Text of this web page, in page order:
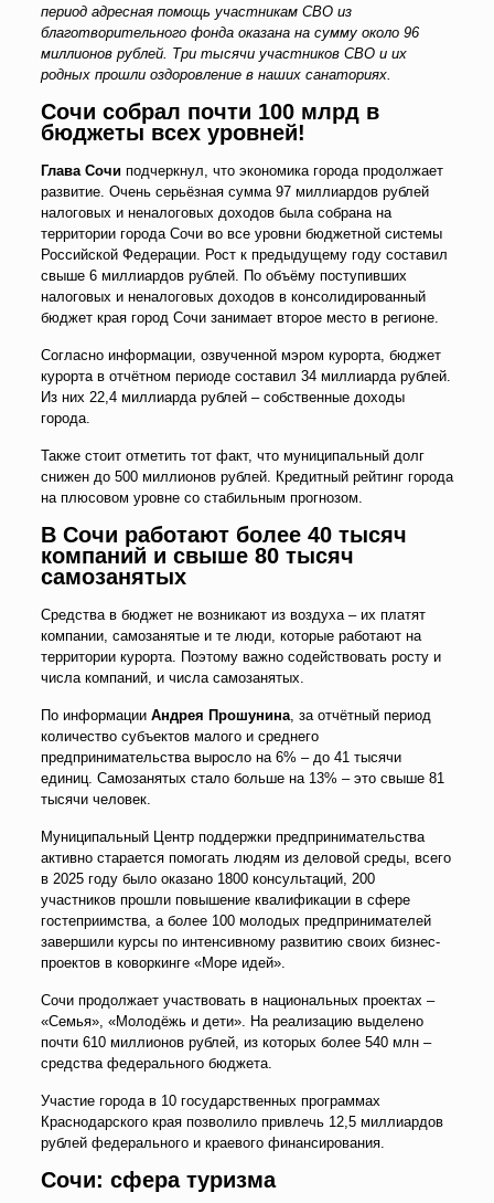
период адресная помощь участникам СВО из
благотворительного фонда оказана на сумму около 96
миллионов рублей. Три тысячи участников СВО и их
родных прошли оздоровление в наших санаториях.
Сочи собрал почти 100 млрд в
бюджеты всех уровней!
Глава Сочиподчеркнул, что экономика города продолжает
развитие. Очень серьёзная сумма 97 миллиардов рублей
налоговых и неналоговых доходов была собрана на
территории города Сочи во все уровни бюджетной системы
Российской Федерации. Рост к предыдущему году составил
свыше 6 миллиардов рублей. По объёму поступивших
налоговых и неналоговых доходов в консолидированный
бюджет края город Сочи занимает второе место в регионе.
Согласно информации, озвученной мэром курорта, бюджет
курорта в отчётном периоде составил 34 миллиарда рублей.
Из них 22,4 миллиарда рублей – собственные доходы
города.
Также стоит отметить тот факт, что муниципальный долг
снижен до 500 миллионов рублей. Кредитный рейтинг города
на плюсовом уровне со стабильным прогнозом.
В Сочи работают более 40 тысяч
компаний и свыше 80 тысяч
самозанятых
Средства в бюджет не возникают из воздуха – их платят
компании, самозанятые и те люди, которые работают на
территории курорта. Поэтому важно содействовать росту и
числа компаний, и числа самозанятых.
По информации Андрея Прошунина, за отчётный период
количество субъектов малого и среднего
предпринимательства выросло на 6% – до 41 тысячи
единиц. Самозанятых стало больше на 13% – это свыше 81
тысячи человек.
Муниципальный Центр поддержки предпринимательства
активно старается помогать людям из деловой среды, всего
в 2025 году было оказано 1800 консультаций, 200
участников прошли повышение квалификации в сфере
гостеприимства, а более 100 молодых предпринимателей
завершили курсы по интенсивному развитию своих бизнес-
проектов в коворкинге «Море идей».
Сочи продолжает участвовать в национальных проектах –
«Семья», «Молодёжь и дети». На реализацию выделено
почти 610 миллионов рублей, из которых более 540 млн –
средства федерального бюджета.
Участие города в 10 государственных программах
Краснодарского края позволило привлечь 12,5 миллиардов
рублей федерального и краевого финансирования.
Сочи: сфера туризма